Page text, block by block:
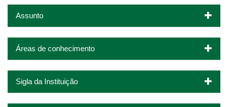
Assunto
Áreas de conhecimento
Sigla da Instituição